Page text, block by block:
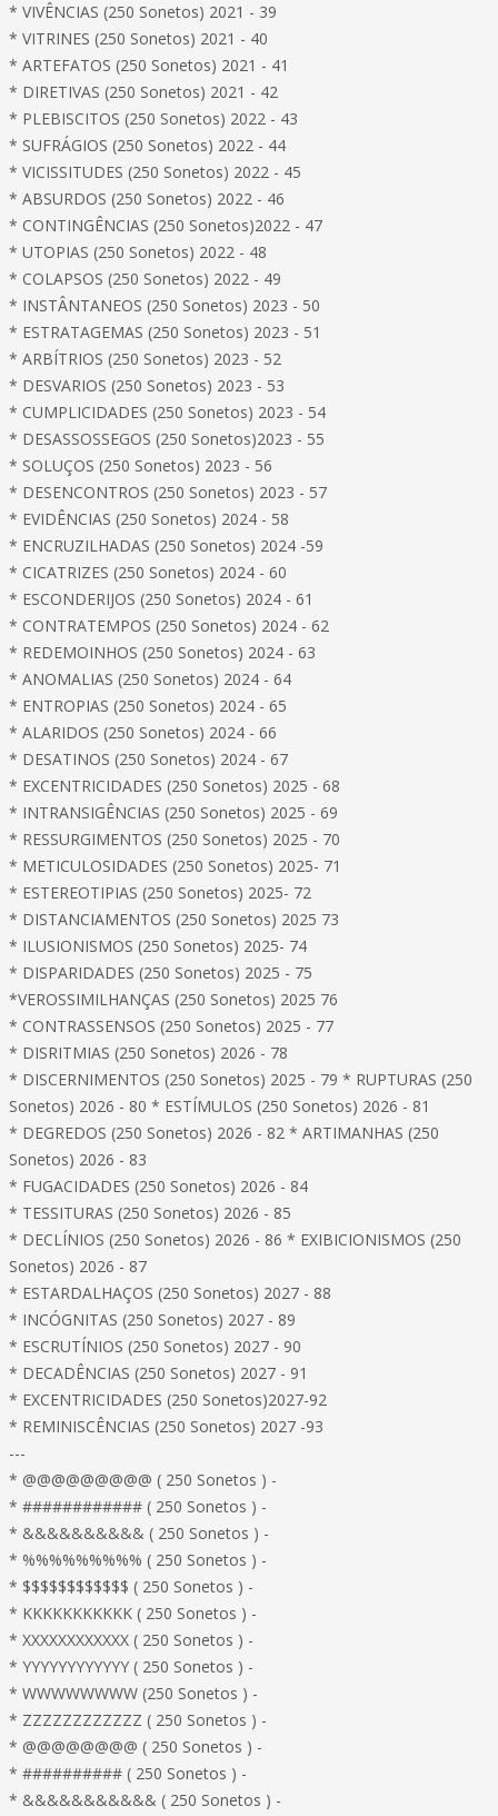
* VIVÊNCIAS (250 Sonetos) 2021 - 39
* VITRINES (250 Sonetos) 2021 - 40
* ARTEFATOS (250 Sonetos) 2021 - 41
* DIRETIVAS (250 Sonetos) 2021 - 42
* PLEBISCITOS (250 Sonetos) 2022 - 43
* SUFRÁGIOS (250 Sonetos) 2022 - 44
* VICISSITUDES (250 Sonetos) 2022 - 45
* ABSURDOS (250 Sonetos) 2022 - 46
* CONTINGÊNCIAS (250 Sonetos)2022 - 47
* UTOPIAS (250 Sonetos) 2022 - 48
* COLAPSOS (250 Sonetos) 2022 - 49
* INSTÂNTANEOS (250 Sonetos) 2023 - 50
* ESTRATAGEMAS (250 Sonetos) 2023 - 51
* ARBÍTRIOS (250 Sonetos) 2023 - 52
* DESVARIOS (250 Sonetos) 2023 - 53
* CUMPLICIDADES (250 Sonetos) 2023 - 54
* DESASSOSSEGOS (250 Sonetos)2023 - 55
* SOLUÇOS (250 Sonetos) 2023 - 56
* DESENCONTROS (250 Sonetos) 2023 - 57
* EVIDÊNCIAS (250 Sonetos) 2024 - 58
* ENCRUZILHADAS (250 Sonetos) 2024 -59
* CICATRIZES (250 Sonetos) 2024 - 60
* ESCONDERIJOS (250 Sonetos) 2024 - 61
* CONTRATEMPOS (250 Sonetos) 2024 - 62
* REDEMOINHOS (250 Sonetos) 2024 - 63
* ANOMALIAS (250 Sonetos) 2024 - 64
* ENTROPIAS (250 Sonetos) 2024 - 65
* ALARIDOS (250 Sonetos) 2024 - 66
* DESATINOS (250 Sonetos) 2024 - 67
* EXCENTRICIDADES (250 Sonetos) 2025 - 68
* INTRANSIGÊNCIAS (250 Sonetos) 2025 - 69
* RESSURGIMENTOS (250 Sonetos) 2025 - 70
* METICULOSIDADES (250 Sonetos) 2025- 71
* ESTEREOTIPIAS (250 Sonetos) 2025- 72
* DISTANCIAMENTOS (250 Sonetos) 2025 73
* ILUSIONISMOS (250 Sonetos) 2025- 74
* DISPARIDADES (250 Sonetos) 2025 - 75
*VEROSSIMILHANÇAS (250 Sonetos) 2025 76
* CONTRASSENSOS (250 Sonetos) 2025 - 77
* DISRITMIAS (250 Sonetos) 2026 - 78
* DISCERNIMENTOS (250 Sonetos) 2025 - 79 * RUPTURAS (250
Sonetos) 2026 - 80 * ESTÍMULOS (250 Sonetos) 2026 - 81
* DEGREDOS (250 Sonetos) 2026 - 82 * ARTIMANHAS (250
Sonetos) 2026 - 83
* FUGACIDADES (250 Sonetos) 2026 - 84
* TESSITURAS (250 Sonetos) 2026 - 85
* DECLÍNIOS (250 Sonetos) 2026 - 86 * EXIBICIONISMOS (250
Sonetos) 2026 - 87
* ESTARDALHAÇOS (250 Sonetos) 2027 - 88
* INCÓGNITAS (250 Sonetos) 2027 - 89
* ESCRUTÍNIOS (250 Sonetos) 2027 - 90
* DECADÊNCIAS (250 Sonetos) 2027 - 91
* EXCENTRICIDADES (250 Sonetos)2027-92
* REMINISCÊNCIAS (250 Sonetos) 2027 -93
---
* @@@@@@@@@ ( 250 Sonetos ) -
* ############ ( 250 Sonetos ) -
* &&&&&&&&&& ( 250 Sonetos ) -
* %%%%%%%%% ( 250 Sonetos ) -
* $$$$$$$$$$$$ ( 250 Sonetos ) -
* KKKKKKKKKKK ( 250 Sonetos ) -
* XXXXXXXXXXXX ( 250 Sonetos ) -
* YYYYYYYYYYYY ( 250 Sonetos ) -
* WWWWWWWW (250 Sonetos ) -
* ZZZZZZZZZZZZ ( 250 Sonetos ) -
* @@@@@@@@ ( 250 Sonetos ) -
* ########## ( 250 Sonetos ) -
* &&&&&&&&&&& ( 250 Sonetos ) -